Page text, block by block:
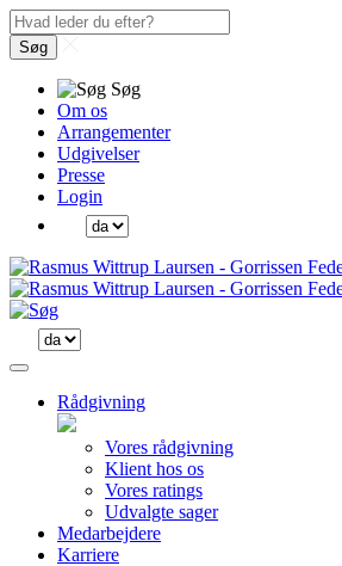
Søg
Søg
Om os
Arrangementer
Udgivelser
Presse
Login
Rådgivning
Vores rådgivning
Klient hos os
Vores ratings
Udvalgte sager
Medarbejdere
Karriere